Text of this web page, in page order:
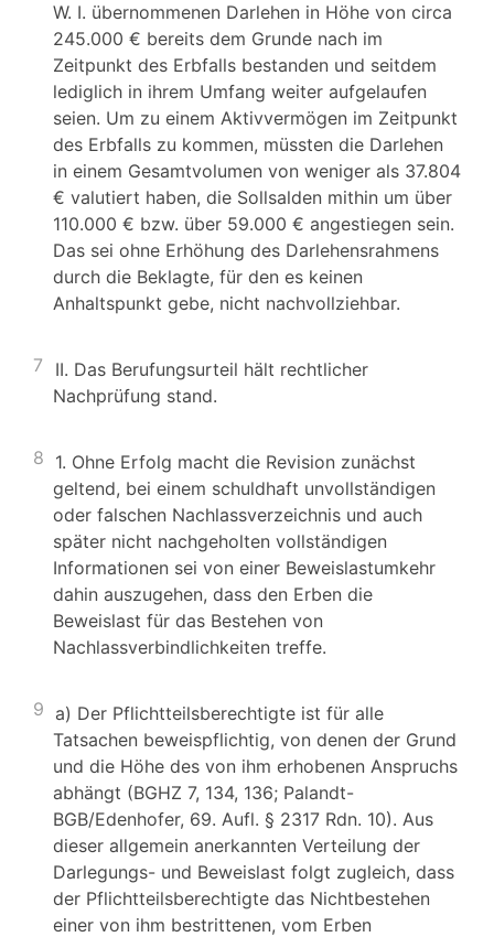
W. I. übernommenen Darlehen in Höhe von circa
245.000 € bereits dem Grunde nach im
Zeitpunkt des Erbfalls bestanden und seitdem
lediglich in ihrem Umfang weiter aufgelaufen
seien. Um zu einem Aktivvermögen im Zeitpunkt
des Erbfalls zu kommen, müssten die Darlehen
in einem Gesamtvolumen von weniger als 37.804
€ valutiert haben, die Sollsalden mithin um über
110.000 € bzw. über 59.000 € angestiegen sein.
Das sei ohne Erhöhung des Darlehensrahmens
durch die Beklagte, für den es keinen
Anhaltspunkt gebe, nicht nachvollziehbar.
7
II. Das Berufungsurteil hält rechtlicher
Nachprüfung stand.
8 1. Ohne Erfolg macht die Revision zunächst
geltend, bei einem schuldhaft unvollständigen
oder falschen Nachlassverzeichnis und auch
später nicht nachgeholten vollständigen
Informationen sei von einer Beweislastumkehr
dahin auszugehen, dass den Erben die
Beweislast für das Bestehen von
Nachlassverbindlichkeiten treffe.
9 a) Der Pflichtteilsberechtigte ist für alle
Tatsachen beweispflichtig, von denen der Grund
und die Höhe des von ihm erhobenen Anspruchs
abhängt (BGHZ 7, 134, 136; Palandt-
BGB/Edenhofer, 69. Aufl. § 2317 Rdn. 10). Aus
dieser allgemein anerkannten Verteilung der
Darlegungs- und Beweislast folgt zugleich, dass
der Pflichtteilsberechtigte das Nichtbestehen
einer von ihm bestrittenen, vom Erben